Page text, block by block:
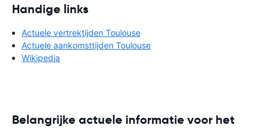
Handige links
Actuele vertrektijden Toulouse
Actuele aankomsttijden Toulouse
Wikipedia
Belangrijke actuele informatie voor het